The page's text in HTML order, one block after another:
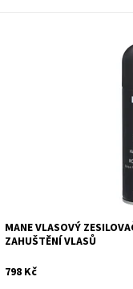
Unikátní zhušťovač vlasů
MANE VLASOVÝ
ZAHUŠTĚNÍ VLASŮ
798 Kč